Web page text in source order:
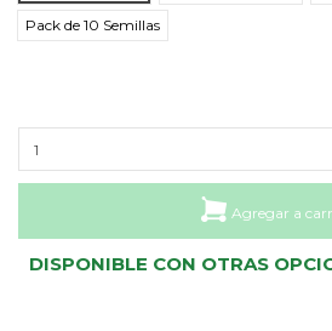
Pack de 10 Semillas
Agregar a
DISPONIBLE CON OTRAS